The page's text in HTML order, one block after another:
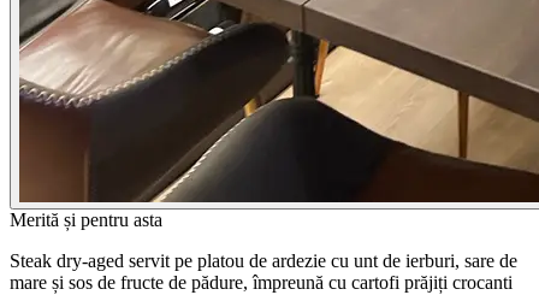
Merită și pentru asta
Steak dry-aged servit pe platou de ardezie cu unt de ierburi, sare de
mare și sos de fructe de pădure, împreună cu cartofi prăjiți crocanti